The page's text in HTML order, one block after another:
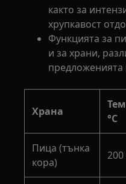
както за
хрупкавост
Функцията за
и за храни,
предложенията
Храна
°C
Пица (тънка
кора)
200